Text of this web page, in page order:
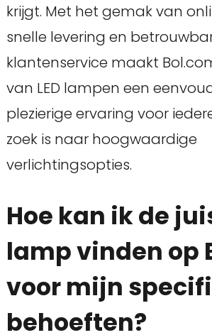
krijgt. Met het gemak van
snelle levering en
klantenservice maakt
van LED lampen een
plezierige ervaring voor
zoek is naar hoogwaardige
verlichtingsopties.
Hoe kan ik de
lamp vinden op
voor mijn
behoeften?